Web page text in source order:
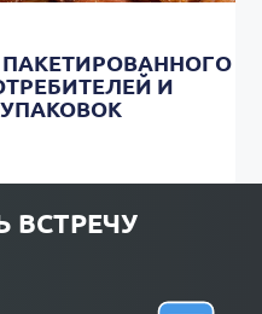
И
ВСТРЕЧУ